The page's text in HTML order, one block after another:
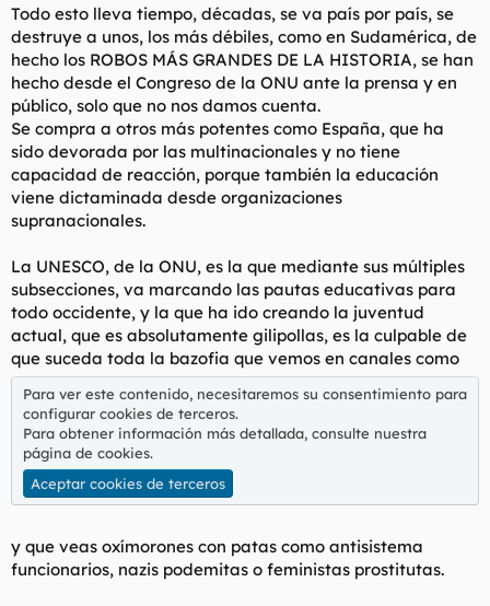
Todo esto lleva tiempo, décadas, se va país por país, se
destruye a unos, los más débiles, como en Sudamérica, de
hecho los ROBOS MÁS GRANDES DE LA HISTORIA, se han
hecho desde el Congreso de la ONU ante la prensa y en
público, solo que no nos damos cuenta.
Se compra a otros más potentes como España, que ha
sido devorada por las multinacionales y no tiene
capacidad de reacción, porque también la educación
viene dictaminada desde organizaciones
supranacionales.
La UNESCO, de la ONU, es la que mediante sus múltiples
subsecciones, va marcando las pautas educativas para
todo occidente, y la que ha ido creando la juventud
actual, que es absolutamente gilipollas, es la culpable de
que suceda toda la bazofia que vemos en canales como
Para ver este contenido, necesitaremos su consentimiento para
configurar cookies de terceros.
Para obtener información más detallada, consulte nuestra
página de cookies.
Aceptar cookies de terceros
y que veas oxímorones con patas como antisistema
funcionarios, nazis podemitas o feministas prostitutas.